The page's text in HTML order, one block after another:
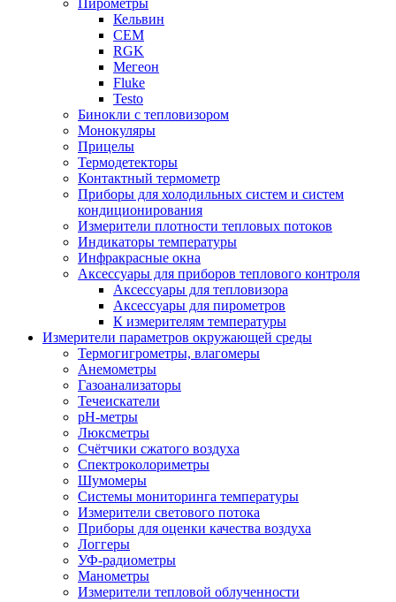
Пирометры
Кельвин
CEM
RGK
Мегеон
Fluke
Testo
Бинокли с тепловизором
Монокуляры
Прицелы
Термодетекторы
Контактный термометр
Приборы для холодильных систем и систем
кондиционирования
Измерители плотности тепловых потоков
Индикаторы температуры
Инфракрасные окна
Аксессуары для приборов теплового контроля
Аксессуары для тепловизора
Аксессуары для пирометров
К измерителям температуры
Измерители параметров окружающей среды
Термогигрометры, влагомеры
Анемометры
Газоанализаторы
Течеискатели
pH-метры
Люксметры
Счётчики сжатого воздуха
Спектроколориметры
Шумомеры
Системы мониторинга температуры
Измерители светового потока
Приборы для оценки качества воздуха
Логгеры
УФ-радиометры
Манометры
Измерители тепловой облученности